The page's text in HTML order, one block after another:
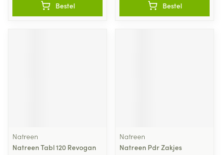
Bestel Bestel
Natreen
Natreen Tabl 120 Revogan
Natreen
Natreen Pdr Zakjes